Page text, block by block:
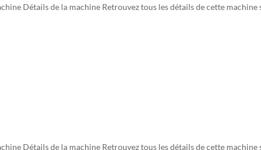
Détails de la machine Retrouvez tous les détails de cette machine
Détails de la machine Retrouvez tous les détails de cette machine